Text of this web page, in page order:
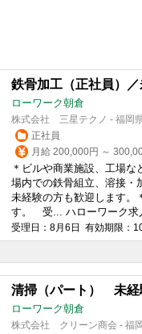
鉄骨加工（正社員）
ローワーク朝倉
株式会社 三星テクノ - 福岡
正社員
月給 200,000円 ～
＊ビルや商業施設、工場
場内での鉄骨組立、溶接・
未経験の方も歓迎します。
す。 受... ハローワーク求
受理日：8月6日 有効期限：
清掃（パート） 未経
ローワーク朝倉
株式会社 クリーン商会 - 福